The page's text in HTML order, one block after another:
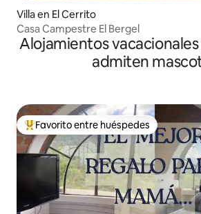
Villa en El Cerrito
Casa Campestre El Bergel
Alojamientos
admiten
Favorito entre huéspedes preferido
Favorito entre huéspedes